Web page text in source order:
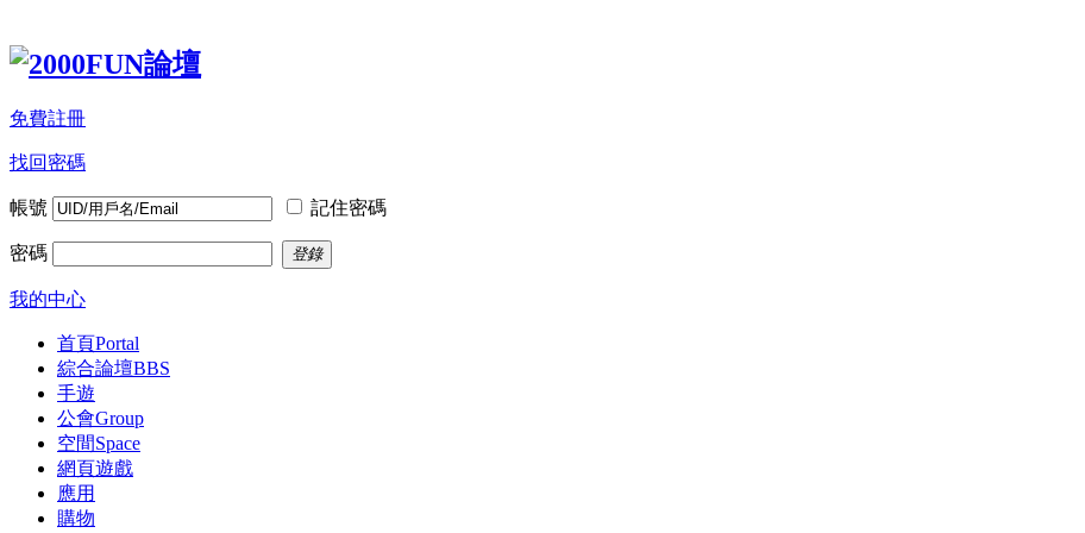
免費註冊
找回密碼
帳號 記住密碼
密碼 登錄
我的中心
首頁Portal
綜合論壇BBS
手遊
公會Group
空間Space
網頁遊戲
應用
購物